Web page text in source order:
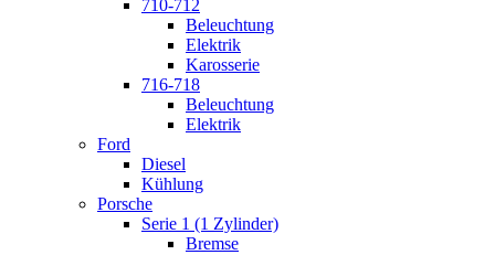
710-712
Beleuchtung
Elektrik
Karosserie
716-718
Beleuchtung
Elektrik
Ford
Diesel
Kühlung
Porsche
Serie 1 (1 Zylinder)
Bremse